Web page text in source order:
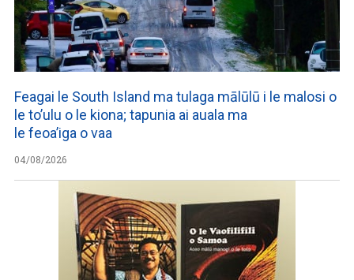
Feagai le South Island ma tulaga mālūlū i le malosi o
le to’ulu o le kiona; tapunia ai auala ma
le feoa’iga o vaa
04/08/2026